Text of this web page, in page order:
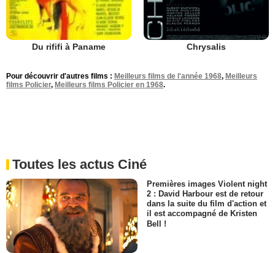
Du rififi à Paname Chrysalis
Pour découvrir d'autres films : Meilleurs films de l'année 1968, Meilleurs
films Policier, Meilleurs films Policier en 1968.
Toutes les actus Ciné
Premières images Violent night
2 : David Harbour est de retour
dans la suite du film d'action et
il est accompagné de Kristen
Bell !